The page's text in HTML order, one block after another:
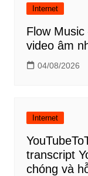
Internet
Flow
video âm
04/08/2026
Internet
transcript
chóng và